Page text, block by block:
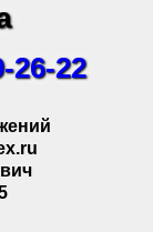
26-22